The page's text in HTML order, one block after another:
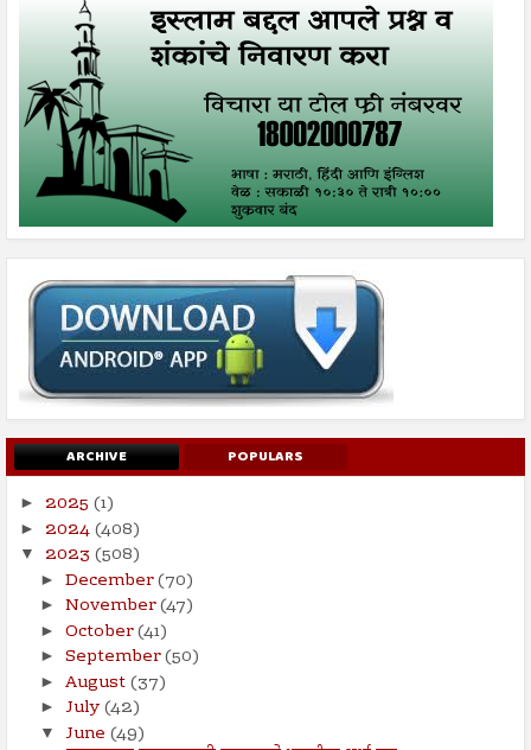
ARCHIVE POPULARS
► 2025 (1)
► 2024(408)
▼ 2023 (508)
► December(70)
► November(47)
► October(41)
► September(50)
► August(37)
► July(42)
▼ June (49)